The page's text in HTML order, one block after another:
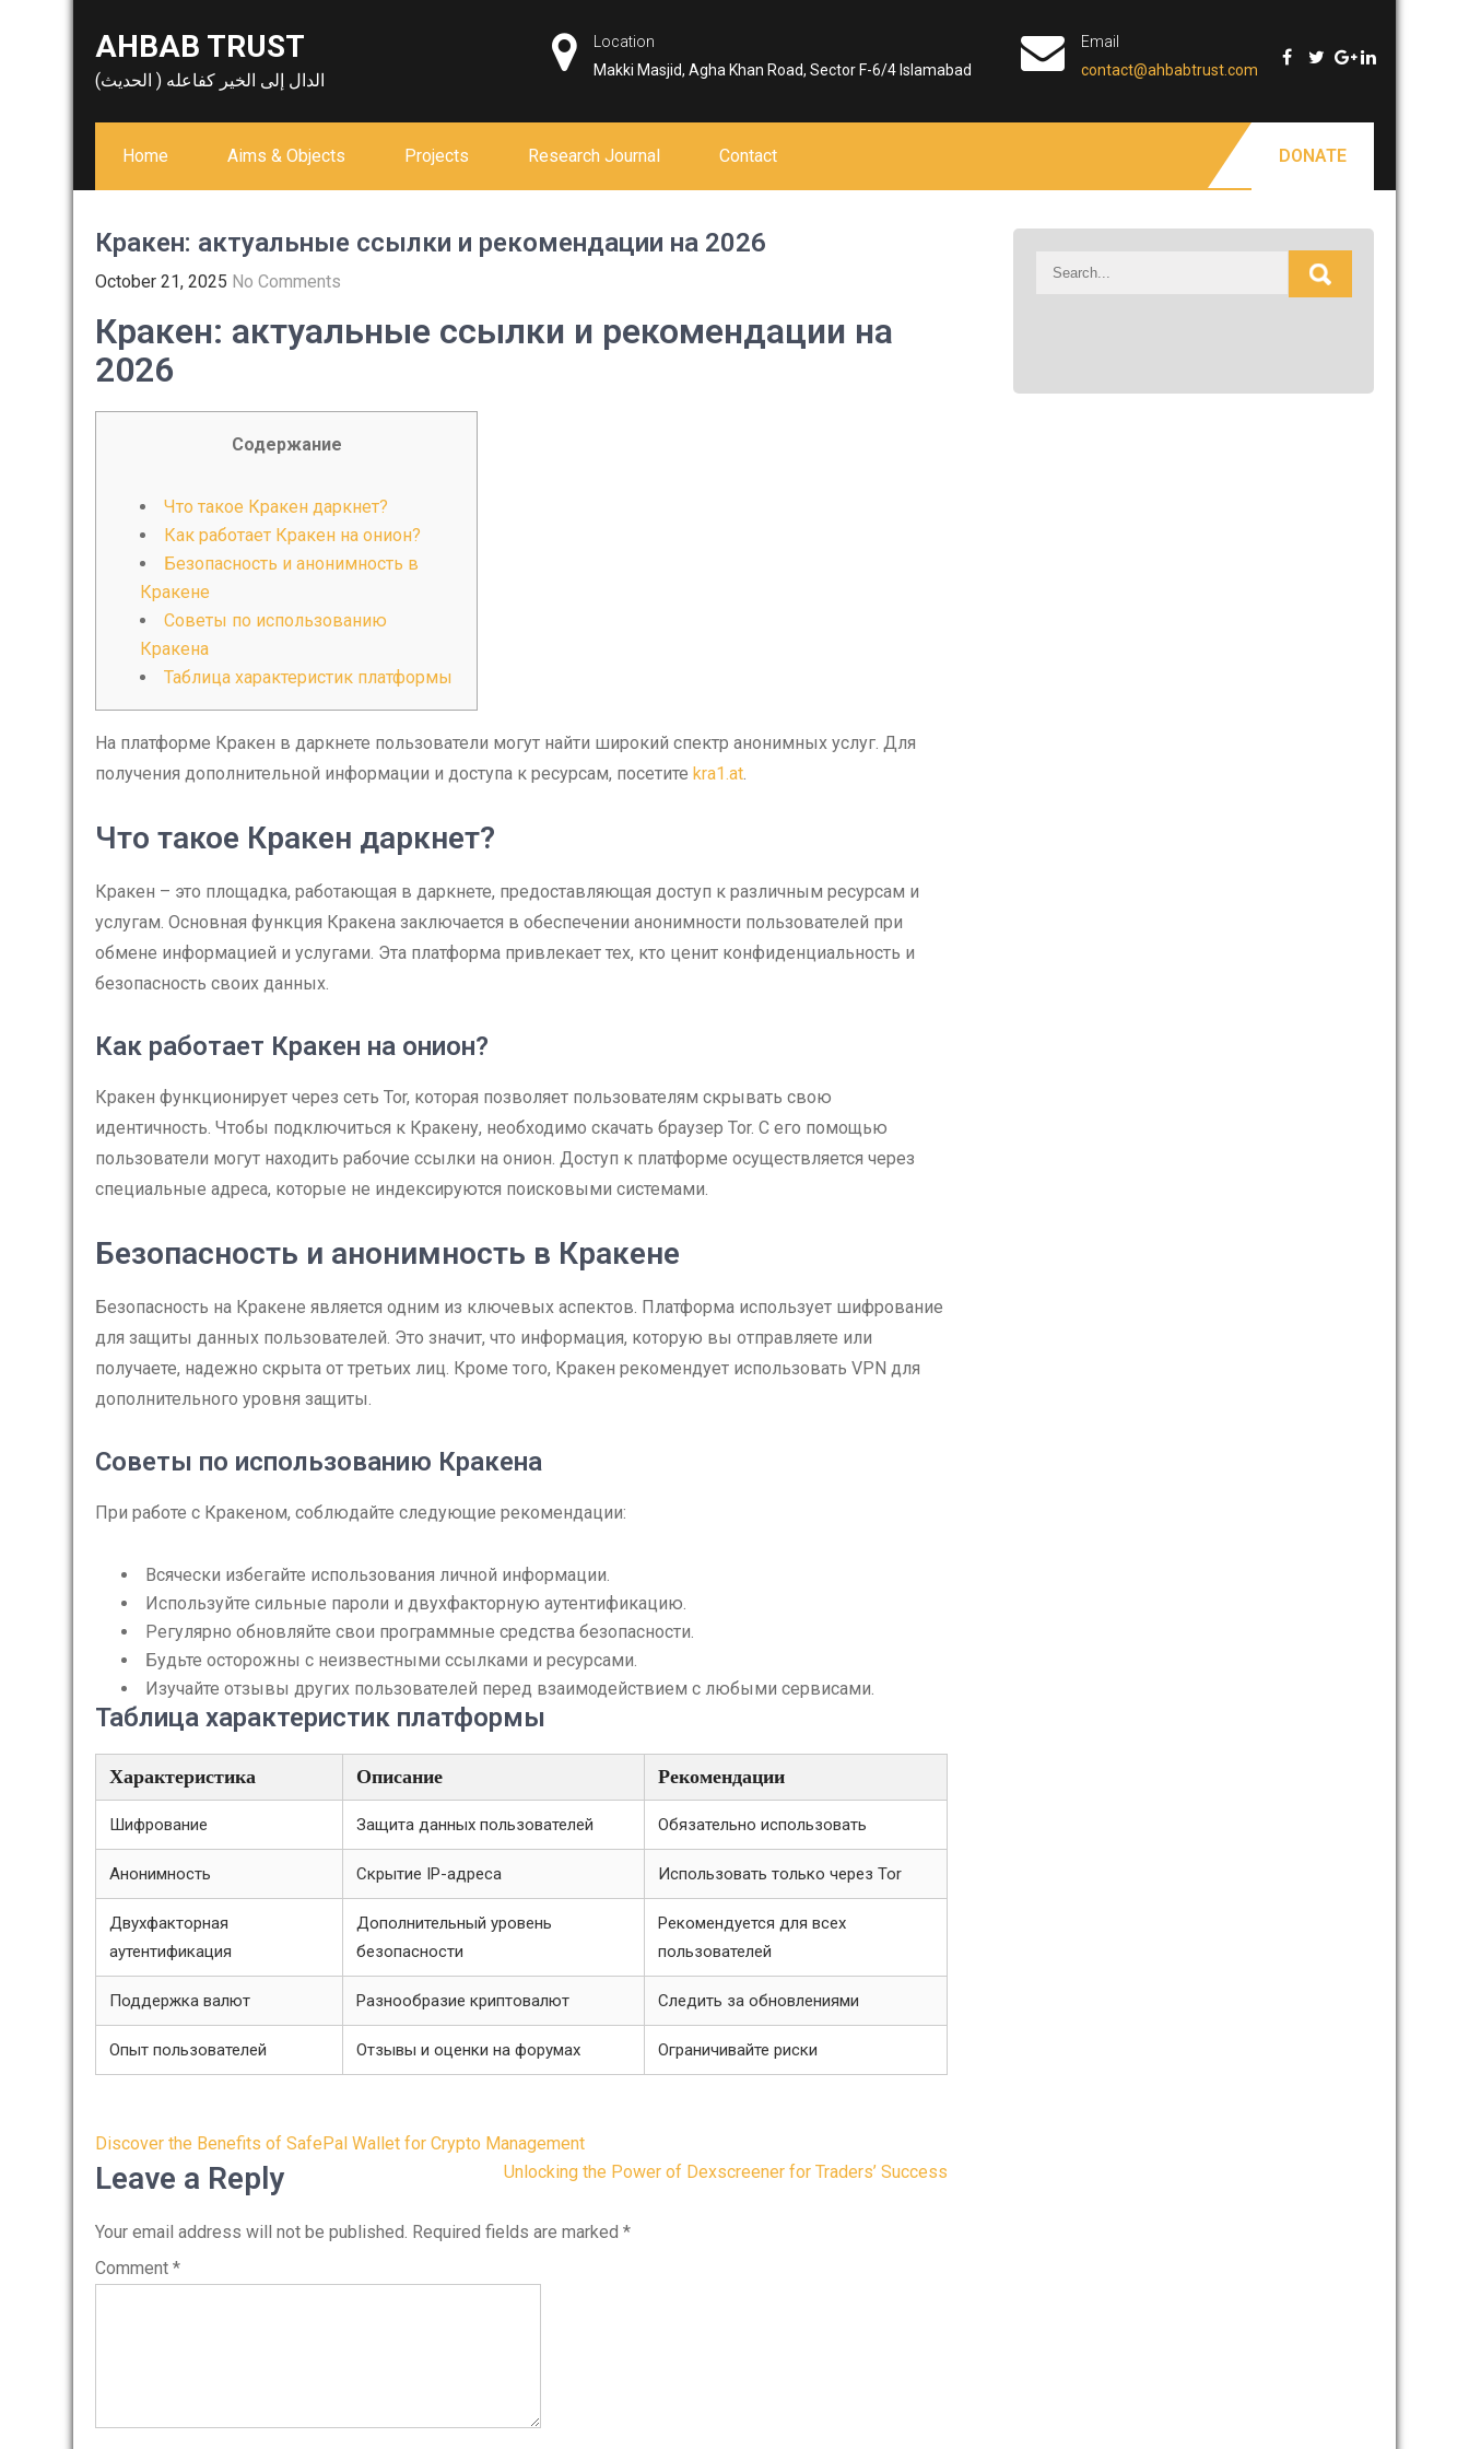
AHBAB TRUST
الدال إلى الخير كفاعله ( الحديث)
Location
Makki Masjid, Agha Khan Road, Sector F-6/4 Islamabad
Email
contact@ahbabtrust.com
Home Aims & Objects Projects Research Journal Contact DONATE
Кракен: актуальные ссылки и рекомендации на 2026
October 21, 2025 No Comments
Кракен: актуальные ссылки и рекомендации на
2026
Содержание
Что такое Кракен даркнет?
Как работает Кракен на онион?
Безопасность и анонимность в
Кракене
Советы по использованию
Кракена
Таблица характеристик платформы
На платформе Кракен в даркнете пользователи могут найти широкий спектр анонимных услуг. Для
получения дополнительной информации и доступа к ресурсам, посетите kra1.at.
Что такое Кракен даркнет?
Кракен – это площадка, работающая в даркнете, предоставляющая доступ к различным ресурсам и
услугам. Основная функция Кракена заключается в обеспечении анонимности пользователей при
обмене информацией и услугами. Эта платформа привлекает тех, кто ценит конфиденциальность и
безопасность своих данных.
Как работает Кракен на онион?
Кракен функционирует через сеть Tor, которая позволяет пользователям скрывать свою
идентичность. Чтобы подключиться к Кракену, необходимо скачать браузер Tor. С его помощью
пользователи могут находить рабочие ссылки на онион. Доступ к платформе осуществляется через
специальные адреса, которые не индексируются поисковыми системами.
Безопасность и анонимность в Кракене
Безопасность на Кракене является одним из ключевых аспектов. Платформа использует шифрование
для защиты данных пользователей. Это значит, что информация, которую вы отправляете или
получаете, надежно скрыта от третьих лиц. Кроме того, Кракен рекомендует использовать VPN для
дополнительного уровня защиты.
Советы по использованию Кракена
При работе с Кракеном, соблюдайте следующие рекомендации:
Всячески избегайте использования личной информации.
Используйте сильные пароли и двухфакторную аутентификацию.
Регулярно обновляйте свои программные средства безопасности.
Будьте осторожны с неизвестными ссылками и ресурсами.
Изучайте отзывы других пользователей перед взаимодействием с любыми сервисами.
Таблица характеристик платформы
Характеристика Описание Рекомендации
Шифрование Защита данных пользователей Обязательно использовать
Анонимность Скрытие IP-адреса Использовать только через Tor
Двухфакторная
аутентификация
Дополнительный уровень
безопасности
Рекомендуется для всех
пользователей
Поддержка валют Разнообразие криптовалют Следить за обновлениями
Опыт пользователей Отзывы и оценки на форумах Ограничивайте риски
Post
navigation
Discover the Benefits of SafePal Wallet for Crypto Management
Unlocking the Power of Dexscreener for Traders’ Success
Leave a Reply
Your email address will not be published. Required fields are marked *
Comment *